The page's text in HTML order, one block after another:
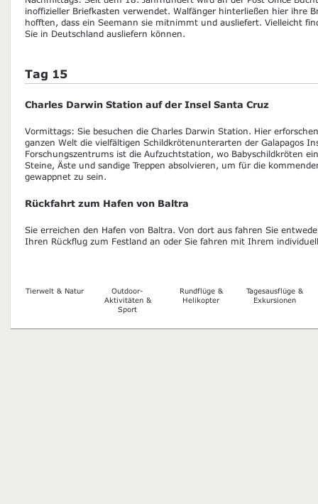
inoffizieller Briefkasten verwendet. Walfänger hinterließen hier ihre
hofften, dass ein Seemann sie mitnimmt und ausliefert. Vielleicht
Sie in Deutschland ausliefern können.
Tag 15
Charles Darwin Station auf der Insel Santa Cruz
Vormittags: Sie besuchen die Charles Darwin Station. Hier
ganzen Welt die vielfältigen Schildkrötenunterarten der Galapagos
Forschungszentrums ist die Aufzuchtstation, wo Babyschildkröten
Steine, Äste und sandige Treppen absolvieren, um für die
gewappnet zu sein.
Rückfahrt zum Hafen von Baltra
Sie erreichen den Hafen von Baltra. Von dort aus fahren Sie
Ihren Rückflug zum Festland an oder Sie fahren mit Ihrem
Tierwelt & Natur
Outdoor-
Aktivitäten &
Sport
Rundflüge &
Helikopter
Tagesausflüge &
Exkursionen